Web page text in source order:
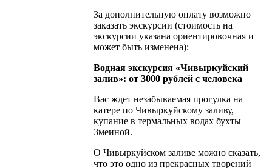
За дополнительную оплату возможно
заказать экскурсии (стоимость на
экскурсии указана ориентировочная и
может быть изменена):
Водная экскурсия «Чивыркуйский
залив»: от 3000 рублей с человека
Вас ждет незабываемая прогулка на
катере по Чивыркуйскому заливу,
купание в термальных водах бухты
Змеиной.
О Чивыркуйском заливе можно сказать,
что это одно из прекрасных творений